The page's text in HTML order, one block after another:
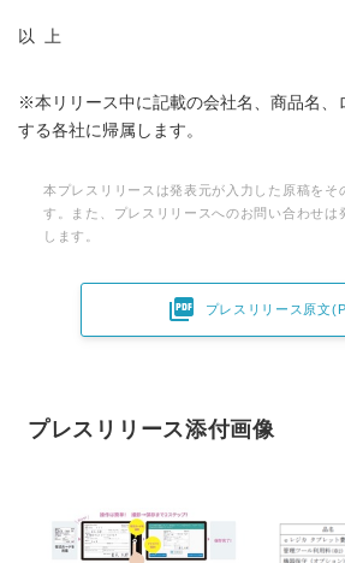
以 上
※本リリース中に記載の会社名、商品名、
する各社に帰属します。
本プレスリリースは発表元が入力した原稿をそ
す。また、プレスリリースへのお問い合わせは
します。
 プレスリリース原文
プレスリリース添付画像